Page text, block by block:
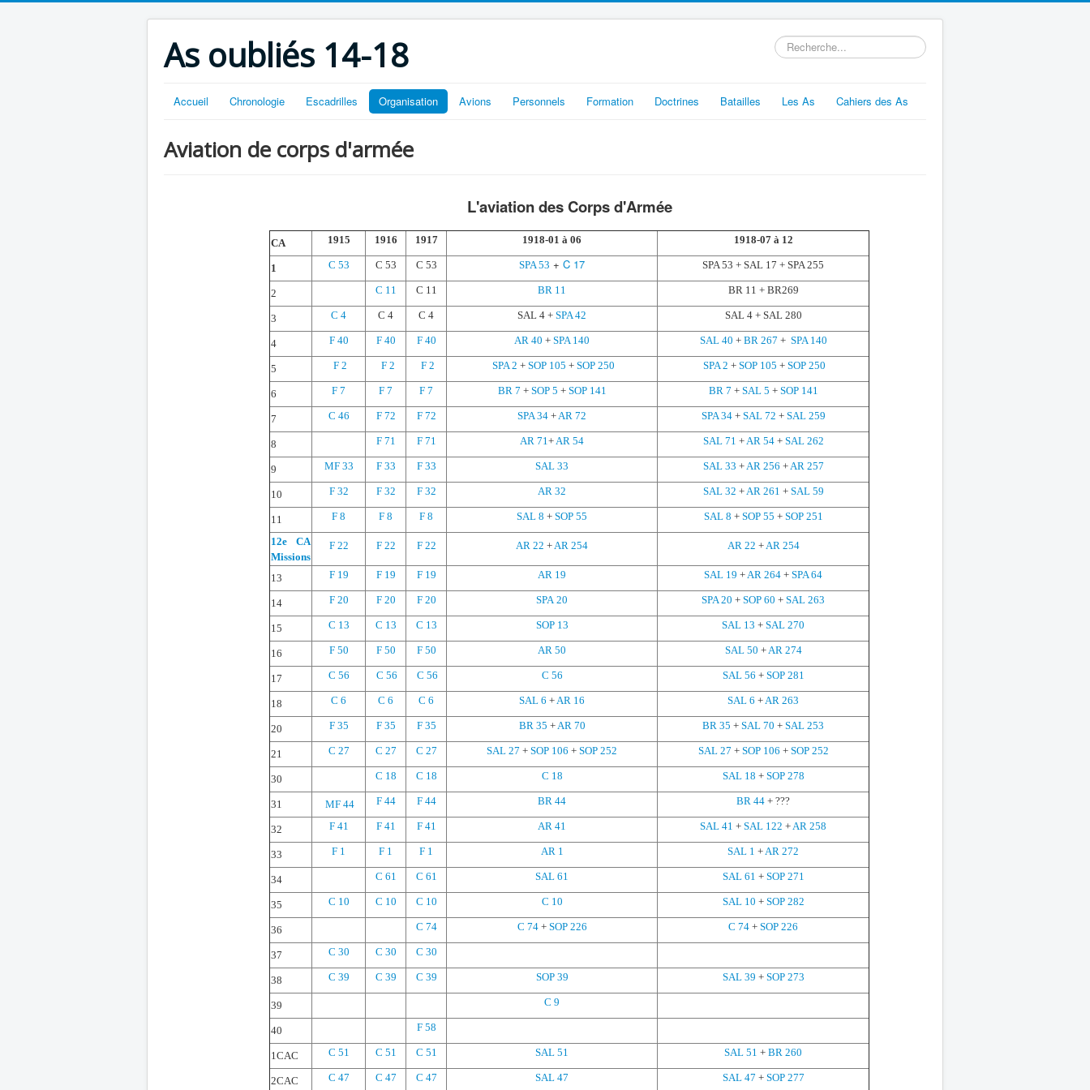
As oubliés 14-18 Rechercher
Accueil Chronologie Escadrilles Organisation Avions Personnels Formation Doctrines Batailles Les As Cahiers des As
Aviation de corps d'armée
L'aviation des Corps d'Armée
CA 1915 1916 1917 1918-01 à 06 1918-07 à 12
1 C 53 C 53 C 53 SPA 53 + C 17 SPA 53 + SAL 17 + SPA 255
2 C 11 C 11 BR 11 BR 11 + BR269
3 C 4 C 4 C 4 SAL 4 + SPA 42 SAL 4 + SAL 280
4 F 40 F 40 F 40 AR 40 + SPA 140 SAL 40 + BR 267 + SPA 140
5 F 2 F 2 F 2 SPA 2 + SOP 105 + SOP 250 SPA 2 + SOP 105 + SOP 250
6 F 7 F 7 F 7 BR 7 + SOP 5 + SOP 141 BR 7 + SAL 5 + SOP 141
7 C 46 F 72 F 72 SPA 34 +AR 72 SPA 34+ SAL 72 + SAL 259
8 F 71 F 71 AR 71+AR 54 SAL 71 +AR 54+ SAL 262
9 MF 33 F 33 F 33 SAL 33 SAL 33 +AR 256 +AR 257
10 F 32 F 32 F 32 AR 32 SAL 32 +AR 261 + SAL 59
11 F 8 F 8 F 8 SAL 8 + SOP 55 SAL 8 + SOP 55 + SOP 251
12e CA
Missions
F 22 F 22 F 22 AR 22 +AR 254 AR 22 +AR 254
13 F 19 F 19 F 19 AR 19 SAL 19 +AR 264 + SPA 64
14 F 20 F 20 F 20 SPA 20 SPA 20 + SOP 60 + SAL 263
15 C 13 C 13 C 13 SOP 13 SAL 13 + SAL 270
16 F 50 F 50 F 50 AR 50 SAL 50 +AR 274
17 C 56 C 56 C 56 C 56 SAL 56 + SOP 281
18 C 6 C 6 C 6 SAL 6 +AR 16 SAL 6 +AR 263
20 F 35 F 35 F 35 BR 35 +AR 70 BR 35 + SAL 70 + SAL 253
21 C 27 C 27 C 27 SAL 27 + SOP 106 + SOP 252 SAL 27 + SOP 106 + SOP 252
30 C 18 C 18 C 18 SAL 18 + SOP 278
31 MF 44 F 44 F 44 BR 44 BR 44 + ???
32 F 41 F 41 F 41 AR 41 SAL 41 + SAL 122 +AR 258
33 F 1 F 1 F 1 AR 1 SAL 1 +AR 272
34 C 61 C 61 SAL 61 SAL 61 + SOP 271
35 C 10 C 10 C 10 C 10 SAL 10 + SOP 282
36 C 74 C 74+ SOP 226 C 74 + SOP 226
37 C 30 C 30 C 30
38 C 39 C 39 C 39 SOP 39 SAL 39 + SOP 273
39 C 9
40 F 58
1CAC C 51 C 51 C 51 SAL 51 SAL 51 + BR 260
2CAC C 47 C 47 C 47 SAL 47 SAL 47 + SOP 277